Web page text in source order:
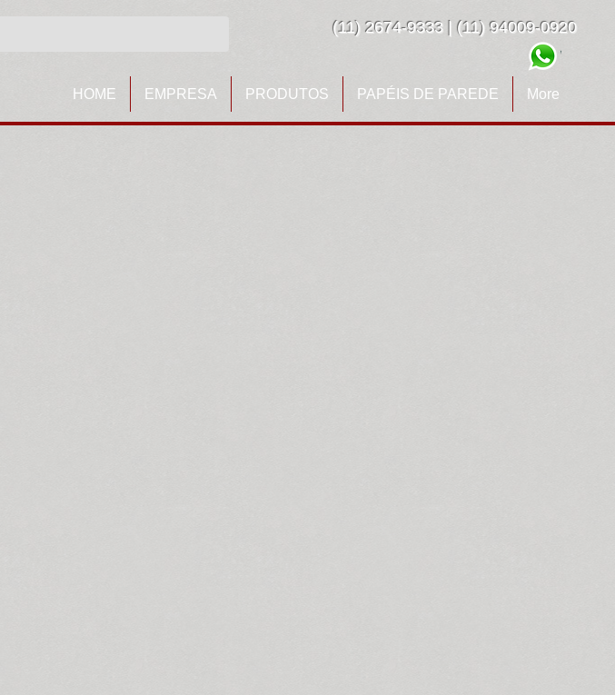
HOME EMPRESA PRODUTOS PAPÉIS DE PAREDE More
(11) 2674-9333 | (11) 94009-0920